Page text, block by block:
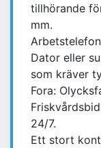
tillhörande
mm.
Dator eller
som kräver
Fora:
24/7.
Ett stort